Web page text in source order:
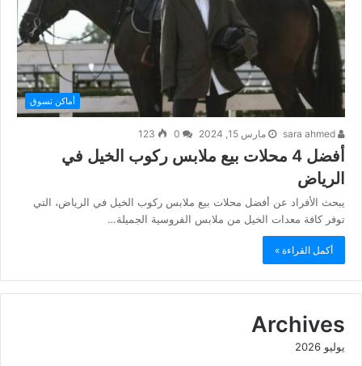
أماكن تسوق
مارس 15, 2024 123
أفضل 4 محلات بيع ملابس ركوب الخيل في
الرياض
يبحث الأفراد عن أفضل محلات بيع ملابس ركوب الخيل في الرياض، التي
توفر كافة معدات الخيل من ملابس الفروسية الجميلة…
أكمل القراءة »
Archives
يوليو 2026